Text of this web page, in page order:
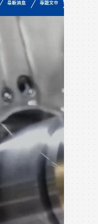
在
於
戶